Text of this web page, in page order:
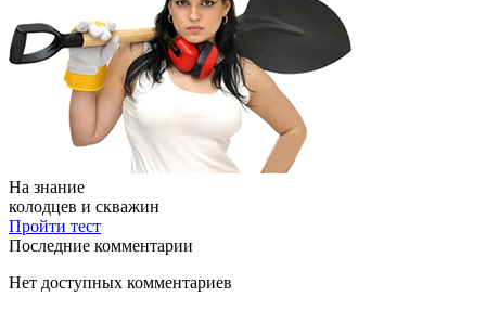
На знание
колодцев и скважин
Пройти тест
Последние комментарии
Нет доступных комментариев